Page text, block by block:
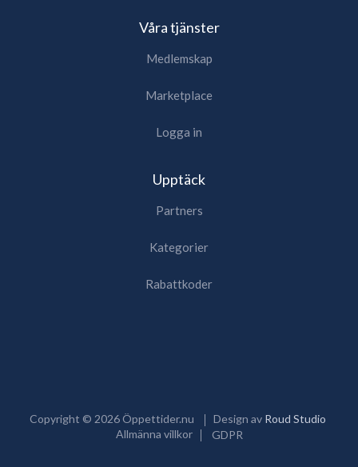
Våra tjänster
Medlemskap
Marketplace
Logga in
Upptäck
Partners
Kategorier
Rabattkoder
Copyright © 2026Öppettider.nu Design av Roud Studio
Allmänna villkor
GDPR